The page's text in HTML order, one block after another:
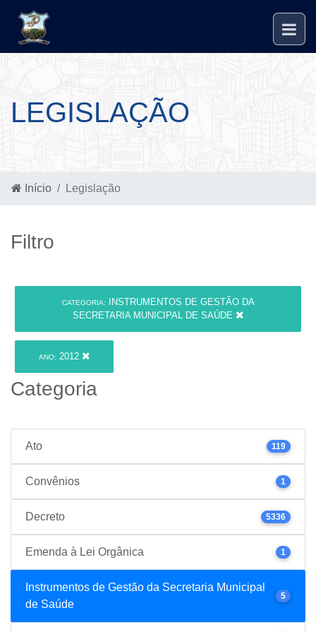
LEGISLAÇÃO
Início Legislação
Filtro
CATEGORIA:
INSTRUMENTOS DE GESTÃO DA
SECRETARIA MUNICIPAL DE SAÚDE
ANO: 2012
Categoria
Ato 119
Convênios 1
Decreto 5336
Emenda à Lei Orgânica 1
Instrumentos de Gestão da Secretaria Municipal
de Saúde
5